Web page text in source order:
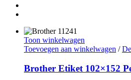
Toon winkelwagen
Toevoegen aan winkelwagen /
Brother Etiket 102×152